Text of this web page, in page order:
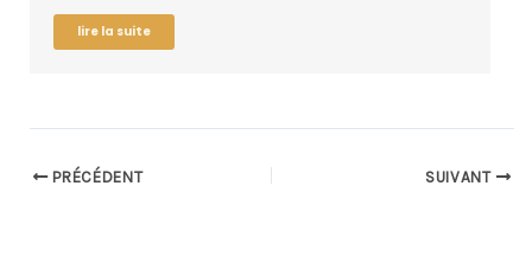
lire la suite
PRÉCÉDENT SUIVANT